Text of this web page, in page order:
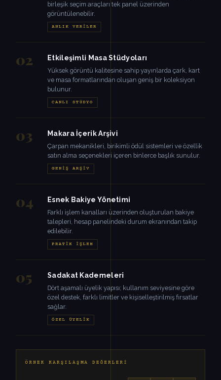
birleşik seçim araçları tek panel üzerinden
görüntülenebilir.
ANLIK VERILER
02 Etkileşimli Masa Stüdyoları
Yüksek görüntü kalitesine sahip yayınlarda çark, kart
ve masa formatlarından oluşan geniş bir koleksiyon
bulunur.
CANLI STÜDYO
03 Makara İçerik Arşivi
Çarpan mekanikleri, birikimli ödül sistemleri ve özellik
satın alma seçenekleri içeren binlerce başlık sunulur.
GENIŞ ARŞIV
04 Esnek Bakiye Yönetimi
Farklı işlem kanalları üzerinden oluşturulan bakiye
talepleri, hesap panelindeki durum ekranından takip
edilebilir.
PRATIK İŞLEM
05 Sadakat Kademeleri
Dört aşamalı üyelik yapısı; kullanım seviyesine göre
özel destek, farklı limitler ve kişiselleştirilmiş fırsatlar
sağlar.
ÖZEL ÜYELIK
ÖRNEK KARŞILAŞMA DEĞERLERI